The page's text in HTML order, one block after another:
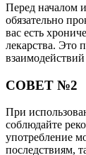
Перед началом
обязательно
вас есть
лекарства. Это
СОВЕТ №2
При
соблюдайте
употребление
последствиям,